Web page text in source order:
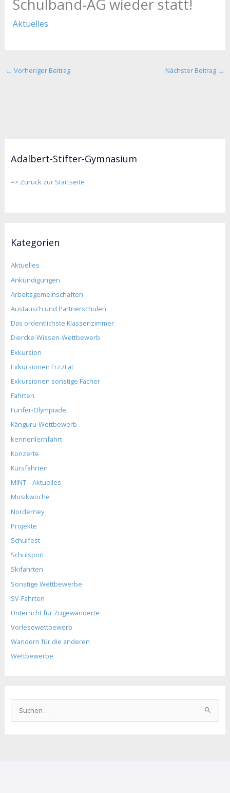
Adalbert-Stifter-Gymnasium
=> Zurück zur Startseite
Kategorien
Aktuelles
Ankündigungen
Arbeitsgemeinschaften
Austausch und Partnerschulen
Das ordentlichste Klassenzimmer
Diercke-Wissen-Wettbewerb
Exkursion
Exkursionen Frz./Lat
Exkursionen sonstige Fächer
Fahrten
Fünfer-Olympiade
Känguru-Wettbewerb
kennenlernfahrt
Konzerte
Kursfahrten
MINT – Aktuelles
Musikwoche
Norderney
Projekte
Schulfest
Schulsport
Skifahrten
Sonstige Wettbewerbe
SV-Fahrten
Unterricht für Zugewanderte
Vorlesewettbewerb
Wandern für die anderen
Wettbewerbe
u
Schulband-AG wieder statt!
Aktuelles
← Vorheriger Beitrag Nächster Beitrag →